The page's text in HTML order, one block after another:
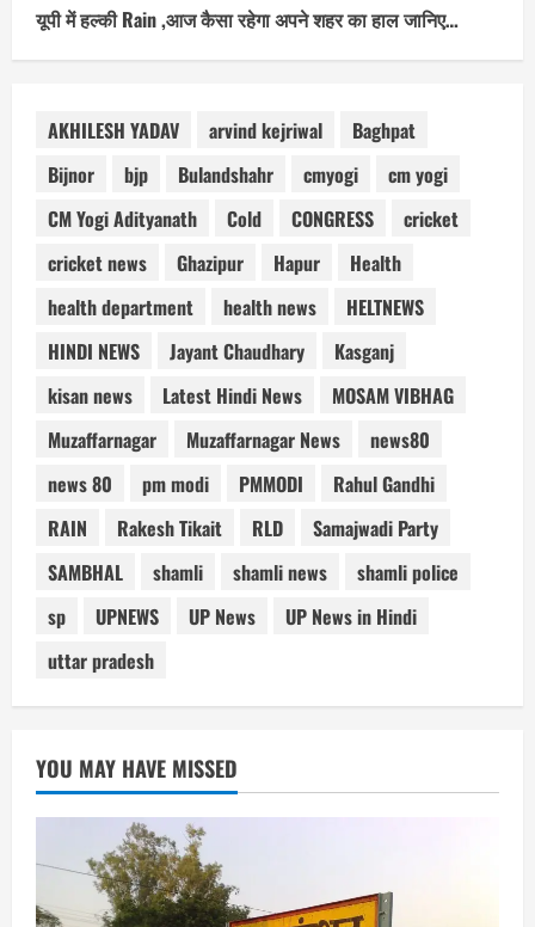
यूपी में हल्की Rain ,आज कैसा रहेगा अपने शहर का हाल जानिए…
AKHILESH YADAV arvind kejriwal
Baghpat
Bijnor
bjp Bulandshahr cmyogi
cm yogi
CM Yogi Adityanath
Cold CONGRESS
cricket
cricket news
Ghazipur Hapur
Health
health department
health news
HELTNEWS
HINDI NEWS
Jayant Chaudhary
Kasganj
kisan news
Latest Hindi News
MOSAM VIBHAG
Muzaffarnagar
Muzaffarnagar News
news80
news 80
pm modi PMMODI
Rahul Gandhi
RAIN
Rakesh Tikait RLD
Samajwadi Party
SAMBHAL
shamli shamli news
shamli police
sp
UPNEWS UP News
UP News in Hindi
uttar pradesh
YOU MAY HAVE MISSED